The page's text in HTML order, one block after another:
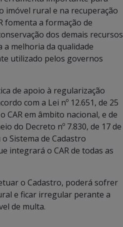
imóvel rural e na recuperação
fomenta a formação de
dos demais recursos
melhoria da qualidade
utilizado pelos governos
de apoio à regularização
com a Lei nº 12.651, de 25
CAR em âmbito nacional, e de
do Decreto nº 7.830, de 17 de
Sistema de Cadastro
integrará o CAR de todas as
o Cadastro, poderá sofrer
e ficar irregular perante a
de multa.